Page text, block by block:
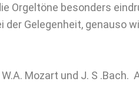
Orgeltöne besonders
Gelegenheit, genauso
Mozart und J. S .Bach.